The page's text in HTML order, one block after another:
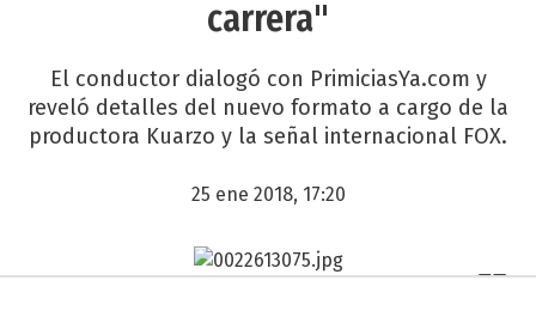
carrera"
El conductor dialogó con PrimiciasYa.com y
reveló detalles del nuevo formato a cargo de la
productora Kuarzo y la señal internacional FOX.
25 ene 2018, 17:20